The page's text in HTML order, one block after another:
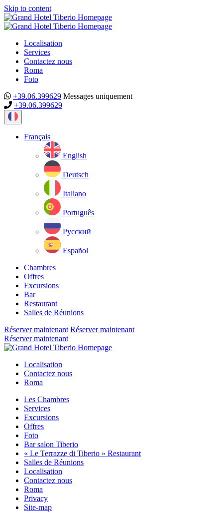
Skip to content
Localisation
Services
Contactez nous
Roma
Foto
+39.06.399629 Messages uniquement
+39.06.399629
Current
language:
Français
English
Deutsch
Italiano
Português
Русский
Español
Chambres
Offres
Excursions
Bar
Restaurant
Salles de Réunions
Réserver maintenant Réserver maintenant
Réserver maintenant
Close
Localisation
Contactez nous
Roma
Les Chambres
Services
Excursions
Offres
Foto
Bar salon Tiberio
« Le Terrazze di Tiberio » Restaurant
Salles de Réunions
Localisation
Contactez nous
Roma
Privacy
Site-map